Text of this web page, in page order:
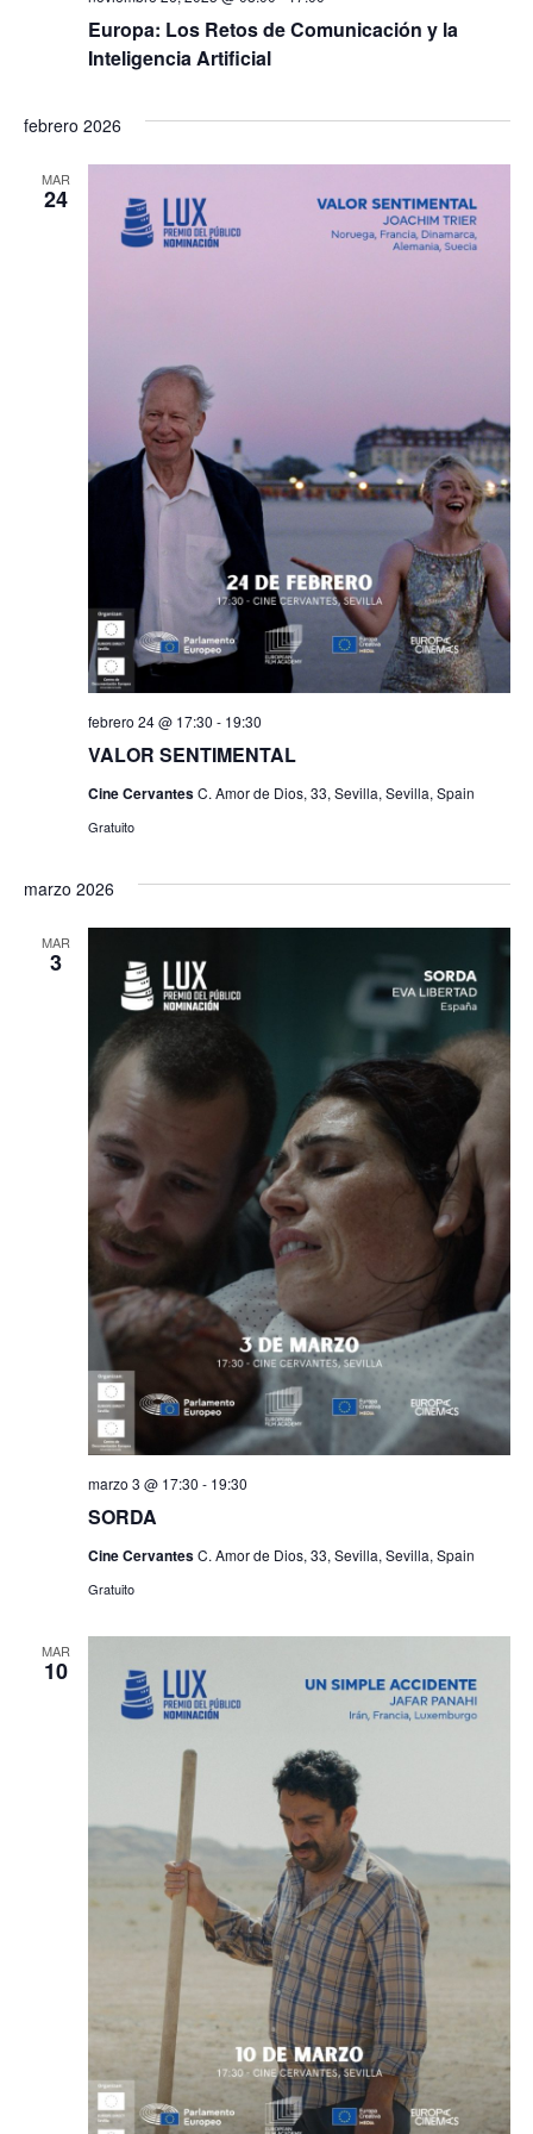
Europa: Los Retos de Comunicación y la
Inteligencia Artificial
febrero 2026
MAR
24
VALOR SENTIMENTAL
febrero 24 @ 17:30 - 19:30
Cine CervantesC. Amor de Dios, 33, Sevilla, Sevilla, Spain
Gratuito
marzo 2026
MAR
3
SORDA
marzo 3 @ 17:30 - 19:30
Cine CervantesC. Amor de Dios, 33, Sevilla, Sevilla, Spain
Gratuito
MAR
10